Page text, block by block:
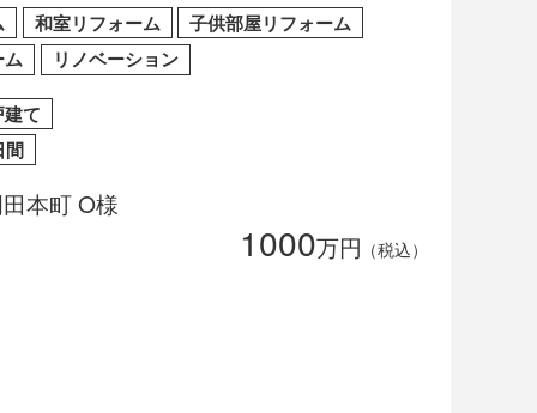
和室リフォーム
子供部屋リフォーム
ム
リノベーション
て
間
本町 O様
1000万円 （税込）